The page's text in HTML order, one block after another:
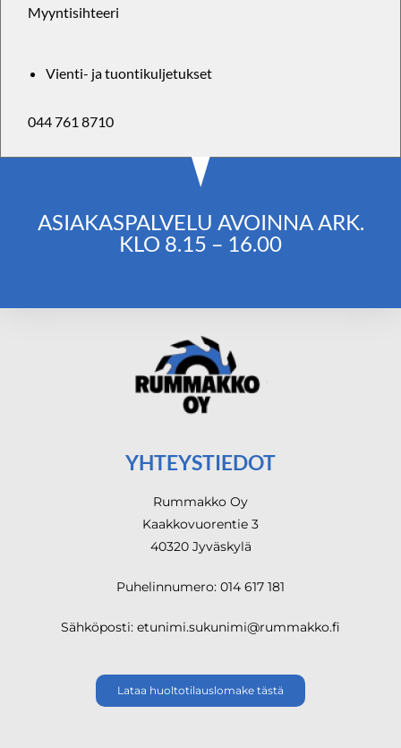
Myyntisihteeri
Vienti- ja tuontikuljetukset
044 761 8710
ASIAKASPALVELU AVOINNA ARK.
KLO 8.15 – 16.00
YHTEYSTIEDOT
Rummakko Oy
Kaakkovuorentie 3
40320 Jyväskylä
Puhelinnumero: 014 617 181
Sähköposti: etunimi.sukunimi@rummakko.fi
Lataa huoltotilauslomake tästä